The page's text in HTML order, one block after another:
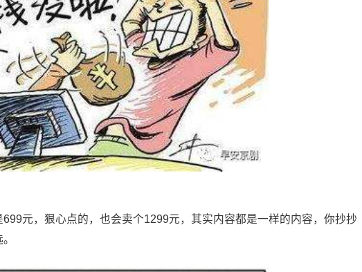
元，狠心点的，也会卖个1299元，其实内容都是一样的内容，你抄抄